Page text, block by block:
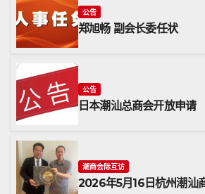
公告
郑旭畅 副会长委任状
公告
日本潮汕总商会开放申请
潮商会际互访
2026年5月16日杭州潮汕